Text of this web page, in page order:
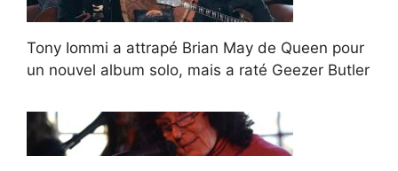
Tony Iommi a attrapé Brian May de Queen pour
un nouvel album solo, mais a raté Geezer Butler